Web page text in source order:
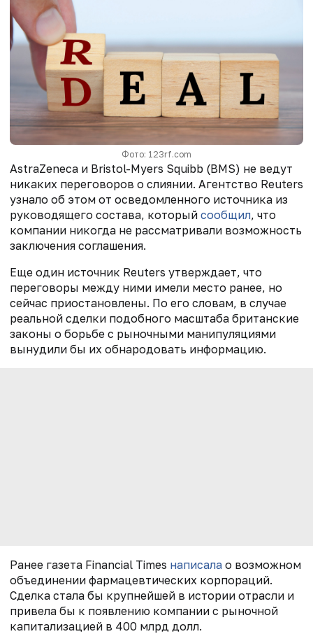
Фото: 123rf.com
AstraZeneca и Bristol-Myers Squibb (BMS) не ведут
никаких переговоров о слиянии. Агентство Reuters
узнало об этом от осведомленного источника из
руководящего состава, который сообщил, что
компании никогда не рассматривали возможность
заключения соглашения.
Еще один источник Reuters утверждает, что
переговоры между ними имели место ранее, но
сейчас приостановлены. По его словам, в случае
реальной сделки подобного масштаба британские
законы о борьбе с рыночными манипуляциями
вынудили бы их обнародовать информацию.
Ранее газета Financial Times написала о возможном
объединении фармацевтических корпораций.
Сделка стала бы крупнейшей в истории отрасли и
привела бы к появлению компании с рыночной
капитализацией в 400 млрд долл.